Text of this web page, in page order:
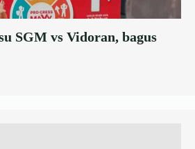
SGM vs Vidoran, bagus